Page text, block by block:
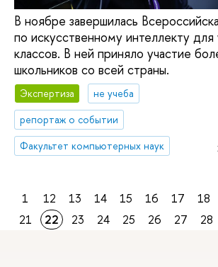
В ноябре завершилась
по искусственному интеллекту
классов. В ней приняло участие
школьников со всей страны.
Экспертиза
не учеба
репортаж о событии
Факультет компьютерных наук
1 12 13 14 15 16 17 18
21
22 23 24 25 26 27 28